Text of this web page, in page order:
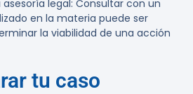
legal: Consultar con un
en la materia puede ser
la viabilidad de una acción
tu caso